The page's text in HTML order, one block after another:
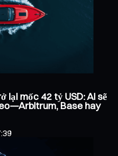
lại mốc 42 tỷ USD: Ai sẽ
Base hay